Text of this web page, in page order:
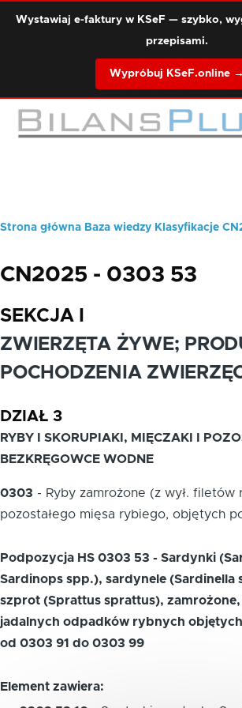
Wystawiaj e-faktury w KSeF — szybko,
przepisami.
Wypróbuj KSeF.online →
Ścieżka
Strona główna Baza wiedzy Klasyfikacje
CN2025 - 0303 53
SEKCJA I
ZWIERZĘTA ŻYWE;
POCHODZENIA
DZIAŁ 3
RYBY I SKORUPIAKI, MIĘCZAKI I
BEZKRĘGOWCE WODNE
0303 - Ryby zamrożone (z wył. filetów
pozostałego mięsa rybiego, objętych
Podpozycja HS 0303 53 - Sardynki
Sardinops spp.), sardynele (Sardinella
szprot (Sprattus sprattus), zamrożone,
jadalnych odpadków rybnych
od 0303 91 do 0303 99
Element zawiera: